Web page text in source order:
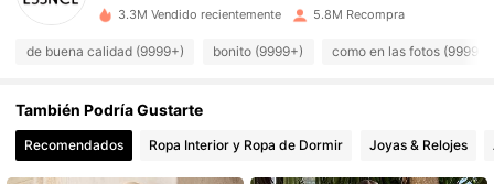
4,92 901K Seguidores
4,92
3.3M Vendido recientemente 5.8M Recompra
de buena calidad (9999+) bonito (9999+) como en las fotos (9999+)
También Podría Gustarte
Recomendados Ropa Interior y Ropa de Dormir Joyas & Relojes